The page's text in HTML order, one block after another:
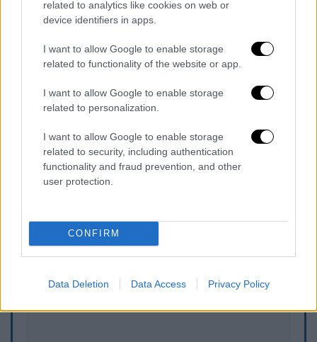
related to analytics like cookies on web or
device identifiers in apps.
I want to allow Google to enable storage
related to functionality of the website or app.
I want to allow Google to enable storage
related to personalization.
I want to allow Google to enable storage
related to security, including authentication
functionality and fraud prevention, and other
user protection.
CONFIRM
Data Deletion Data Access Privacy Policy
όταν η Άντζελα Γκερέκου πήγε να
τραγουδιού» στην πρεμιέρα του στο κέντρο
«On The Rocks» της Βάρκιζας.
Έναν περίπου
χρόνο αργότερα παντρεύτηκαν στην Κέρκυρα
με κουμπάρο τους τον Τέρενς Κουίκ. Μαζί
απέκτησαν την μοναχοκόρη τους Μαρία
Βοσκοπούλου που γεννήθηκε το 2001.
διαγράφονται